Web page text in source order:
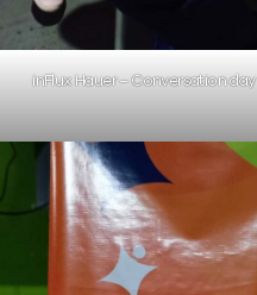
inFlux Hauer – Conversation day